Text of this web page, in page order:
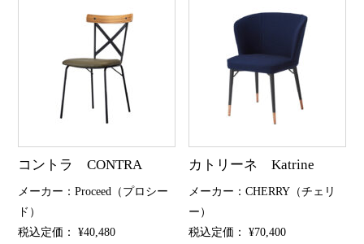
コントラ CONTRA
メーカー：Proceed（プロシー
ド）
税込定価： ¥40,480
カトリーネ Katrine
メーカー：CHERRY（チェリ
ー）
税込定価： ¥70,400